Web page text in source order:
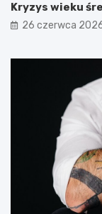
Kryzys wieku
26 czerwca